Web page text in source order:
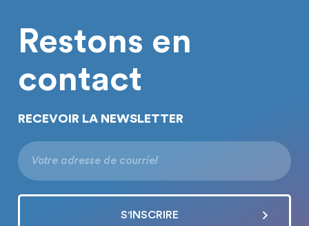
Restons en
contact
RECEVOIR LA NEWSLETTER